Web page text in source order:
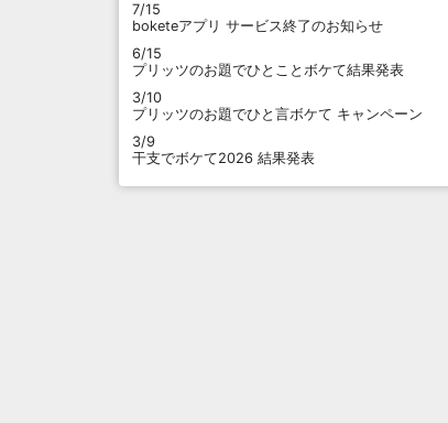
7/15
boketeアプリ サービス終了のお知らせ
6/15
プリッツのお題でひとことボケて結果発表
3/10
プリッツのお題でひと言ボケて キャンペーン
3/9
干支でボケて2026 結果発表